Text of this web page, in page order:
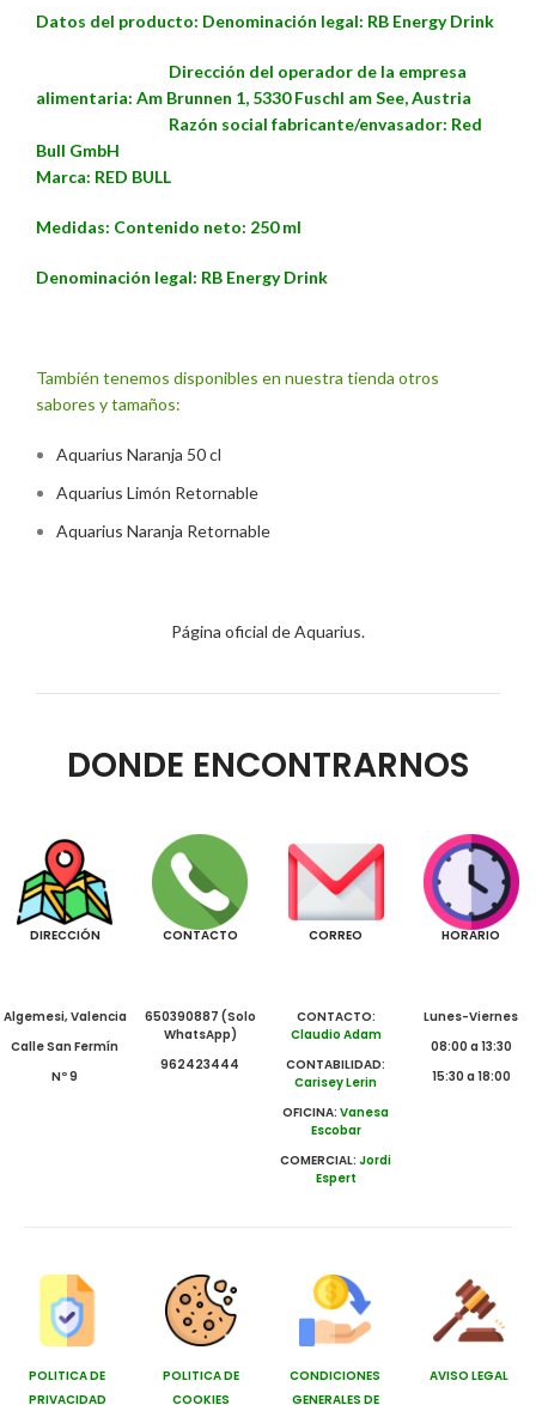
Datos del producto: Denominación legal: RB Energy Drink
Dirección del operador de la empresa
alimentaria: Am Brunnen 1, 5330 Fuschl am See, Austria
Razón social fabricante/envasador: Red
Bull GmbH
Marca: RED BULL
Medidas: Contenido neto: 250 ml
Denominación legal: RB Energy Drink
También tenemos disponibles en nuestra tienda otros
sabores y tamaños:
Aquarius Naranja 50 cl
Aquarius Limón Retornable
Aquarius Naranja Retornable
Página oficial de Aquarius.
DONDE ENCONTRARNOS
DIRECCIÓN
Algemesi, Valencia
Calle San Fermín
Nº 9
CONTACTO
650390887 (Solo
WhatsApp)
962423444
CORREO
CONTACTO:
Claudio Adam
CONTABILIDAD:
Carisey Lerin
OFICINA:Vanesa
Escobar
COMERCIAL:Jordi
Espert
HORARIO
Lunes-Viernes
08:00 a 13:30
15:30 a 18:00
POLITICA DE
PRIVACIDAD
POLITICA DE
COOKIES
CONDICIONES
GENERALES DE
AVISO LEGAL